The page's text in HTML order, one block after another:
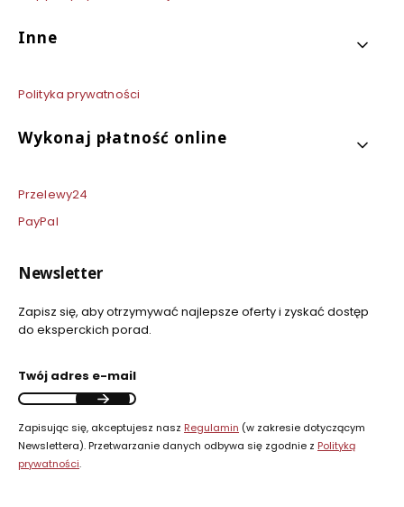
Inne
Polityka prywatności
Wykonaj płatność online
Przelewy24
PayPal
Newsletter
Zapisz się, aby otrzymywać najlepsze oferty i zyskać dostęp
do eksperckich porad.
Twój adres e-mail
Zapisując się, akceptujesz nasz Regulamin (w zakresie dotyczącym
Newslettera). Przetwarzanie danych odbywa się zgodnie z Polityką
prywatności.